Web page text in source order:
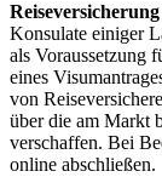
Konsulate einiger
als Voraussetzung
eines
von
über die am Markt
verschaffen. Bei
online abschließen.